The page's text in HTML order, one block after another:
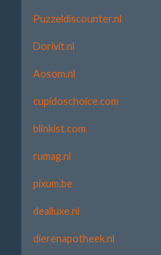
Puzzeldiscounter.nl
Dorivit.nl
Aosom.nl
cupidoschoice.com
blinkist.com
rumag.nl
pixum.be
dealluxe.nl
dierenapotheek.nl